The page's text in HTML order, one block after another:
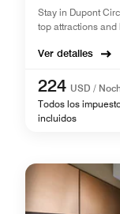
Stay in Dupont
top attractions and
Ver detalles
224 USD /
Todos los
incluidos